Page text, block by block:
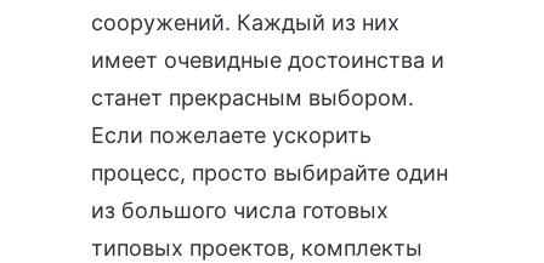
сооружений. Каждый из них
имеет очевидные достоинства и
станет прекрасным выбором.
Если пожелаете ускорить
процесс, просто выбирайте один
из большого числа готовых
типовых проектов, комплекты